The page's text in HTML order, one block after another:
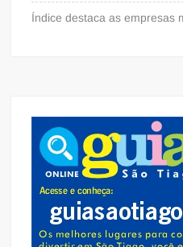
Índice destaca as empresas